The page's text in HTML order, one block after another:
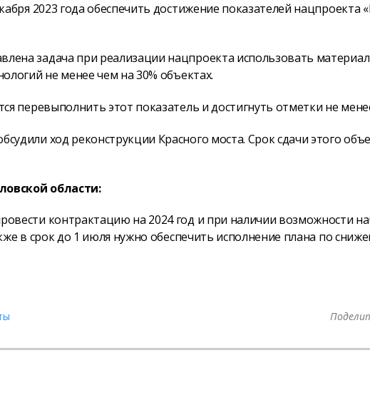
2023 года обеспечить достижение показателей нацпроекта
задача при реализации нацпроекта использовать
не менее чем на 30% объектах.
перевыполнить этот показатель и достигнуть отметки не
ход реконструкции Красного моста. Срок сдачи этого
области:
контрактацию на 2024 год и при наличии возможности
в срок до 1 июля нужно обеспечить исполнение плана по